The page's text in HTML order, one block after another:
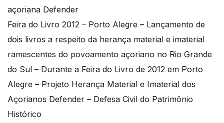
açoriana Defender
Feira do Livro 2012 – Porto Alegre – Lançamento de
dois livros a respeito da herança material e imaterial
ramescentes do povoamento açoriano no Rio Grande
do Sul – Durante a Feira do Livro de 2012 em Porto
Alegre – Projeto Herança Material e Imaterial dos
Açorianos Defender – Defesa Civil do Patrimônio
Histórico